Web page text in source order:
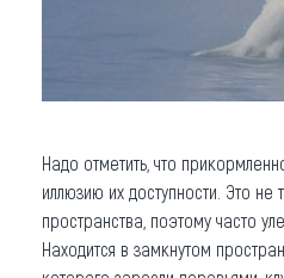
Надо отметить, что
иллюзию их доступности. Это
пространства, поэтому часто
Находится в замкнутом